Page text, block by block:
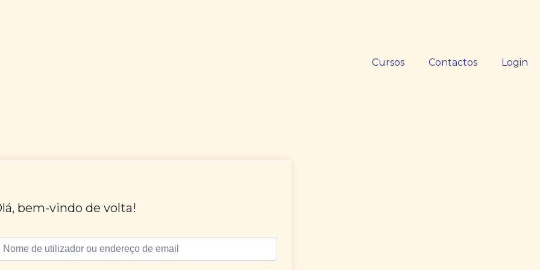
Cursos Contactos Login
bem-vindo de volta!